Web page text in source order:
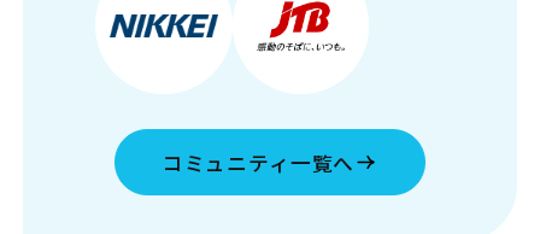
コミュニティ一覧へ